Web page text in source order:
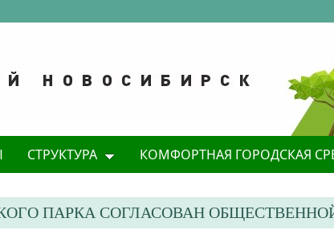
СТРУКТУРА КОМФОРТНАЯ ГОРОДСКАЯ
ПАРКА СОГЛАСОВАН